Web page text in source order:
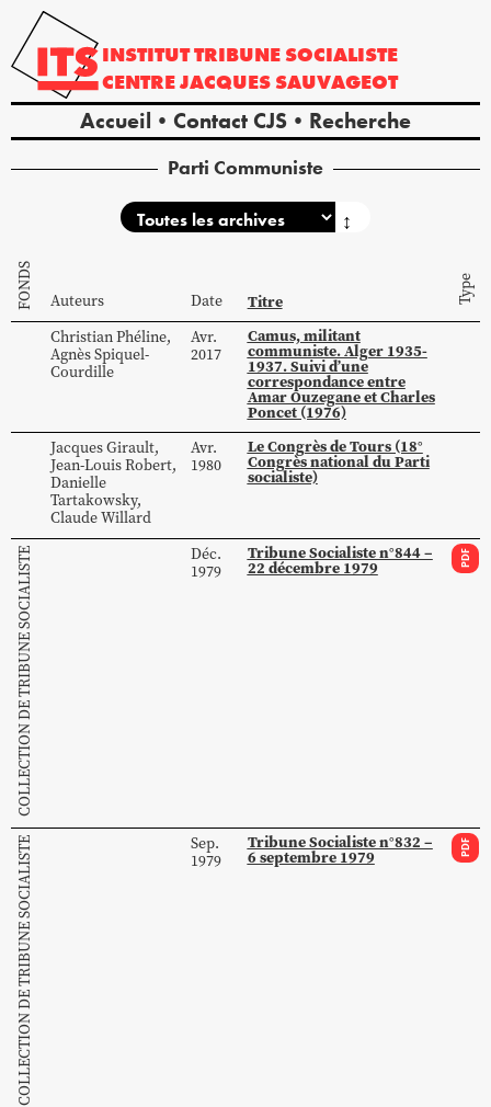
INSTITUTTRIBUNE SOCIALISTE
CENTREJACQUES SAUVAGEOT
Accueil Contact CJS Recherche
Parti Communiste
↕
FONDS Auteurs Date Titre Type
ChristianPhéline,
AgnèsSpiquel-
Courdille
Avr.
2017
Camus, militant
communiste. Alger 1935-
1937. Suivi d’une
correspondance entre
Amar Ouzegane et Charles
Poncet (1976)
JacquesGirault,
Jean-LouisRobert,
Danielle
Tartakowsky,
ClaudeWillard
Avr.
1980
Le Congrès de Tours (18°
Congrès national du Parti
socialiste)
COLLECTION DE TRIBUNE SOCIALISTE
Déc.
1979
Tribune Socialiste n°844 –
22 décembre 1979 PDF
COLLECTION DE TRIBUNE SOCIALISTE
Sep.
1979
Tribune Socialiste n°832 –
6 septembre 1979 PDF